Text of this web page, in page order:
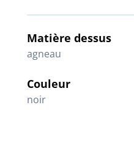
Matière dessus
agneau
Couleur
noir